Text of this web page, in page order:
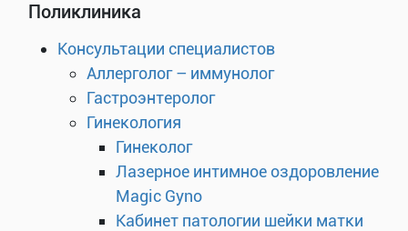
Поликлиника
Консультации специалистов
Аллерголог – иммунолог
Гастроэнтеролог
Гинекология
Гинеколог
Лазерное интимное оздоровление
Magic Gyno
Кабинет патологии шейки матки